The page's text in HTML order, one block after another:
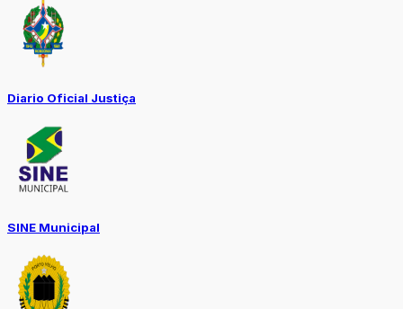
Diario Oficial Justiça
SINE Municipal